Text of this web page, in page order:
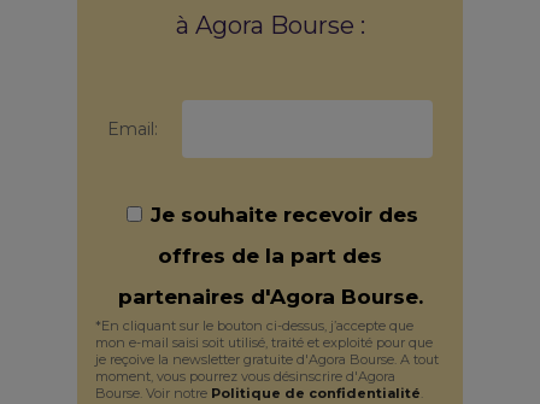
à Agora Bourse :
Email:
Je souhaite recevoir des
offres de la part des
partenaires d'Agora Bourse.
*En cliquant sur le bouton ci-dessus, j’accepte que
mon e-mail saisi soit utilisé, traité et exploité pour que
je reçoive la newsletter gratuite d'Agora Bourse. A tout
moment, vous pourrez vous désinscrire d'Agora
Bourse. Voir notre Politique de confidentialité.